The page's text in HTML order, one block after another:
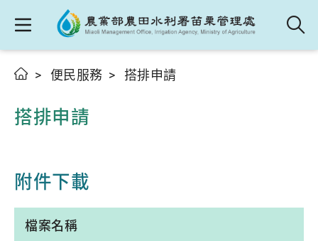
便民服務 搭排申請
搭排申請
附件下載
檔案名稱